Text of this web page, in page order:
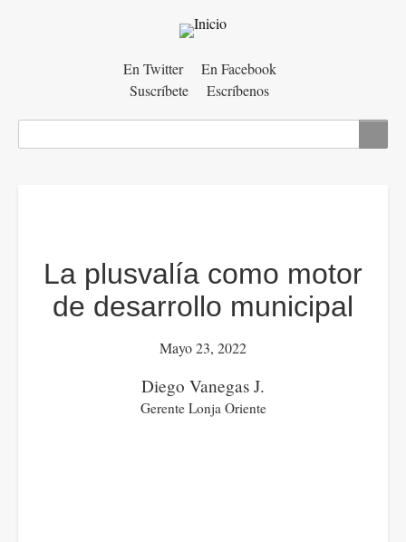
En Twitter
En Facebook
Suscríbete
Escríbenos
La plusvalía como motor
de desarrollo municipal
Mayo 23, 2022
​​​​​​​Diego Vanegas J.
Gerente Lonja Oriente